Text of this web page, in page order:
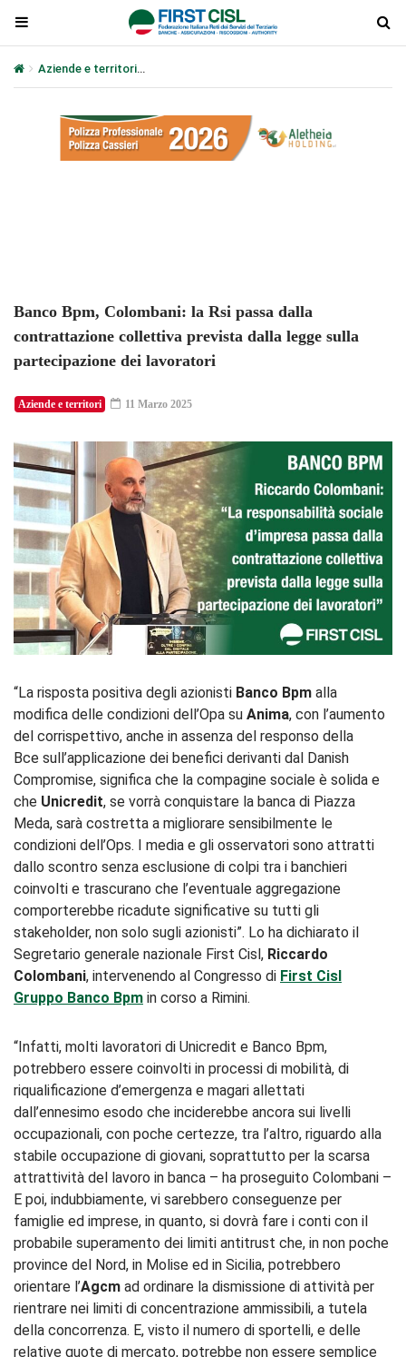
Aziende e territori
Banco Bpm, Colombani: la Rsi passa dalla
contrattazione collettiva prevista dalla legge sulla
partecipazione dei lavoratori
Aziende e territori 11 Marzo 2025
“La risposta positiva degli azionisti Banco Bpm alla
modifica delle condizioni dell’Opa su Anima, con l’aumento
del corrispettivo, anche in assenza del responso della
Bce sull’applicazione dei benefici derivanti dal Danish
Compromise, significa che la compagine sociale è solida e
che Unicredit, se vorrà conquistare la banca di Piazza
Meda, sarà costretta a migliorare sensibilmente le
condizioni dell’Ops. I media e gli osservatori sono attratti
dallo scontro senza esclusione di colpi tra i banchieri
coinvolti e trascurano che l’eventuale aggregazione
comporterebbe ricadute significative su tutti gli
stakeholder, non solo sugli azionisti”. Lo ha dichiarato il
Segretario generale nazionale First Cisl, Riccardo
Colombani, intervenendo al Congresso di First Cisl
Gruppo Banco Bpm in corso a Rimini.
“Infatti, molti lavoratori di Unicredit e Banco Bpm,
potrebbero essere coinvolti in processi di mobilità, di
riqualificazione d’emergenza e magari allettati
dall’ennesimo esodo che inciderebbe ancora sui livelli
occupazionali, con poche certezze, tra l’altro, riguardo alla
stabile occupazione di giovani, soprattutto per la scarsa
attrattività del lavoro in banca – ha proseguito Colombani –
E poi, indubbiamente, vi sarebbero conseguenze per
famiglie ed imprese, in quanto, si dovrà fare i conti con il
probabile superamento dei limiti antitrust che, in non poche
province del Nord, in Molise ed in Sicilia, potrebbero
orientare l’Agcm ad ordinare la dismissione di attività per
rientrare nei limiti di concentrazione ammissibili, a tutela
della concorrenza. E, visto il numero di sportelli, e delle
relative quote di mercato, potrebbe non essere semplice